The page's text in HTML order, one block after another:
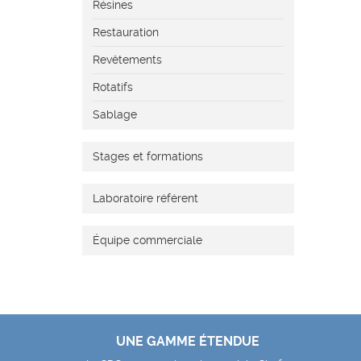
Résines
Restauration
Revêtements
Rotatifs
Sablage
Stages et formations
Laboratoire référent
Équipe commerciale
UNE GAMME ÉTENDUE